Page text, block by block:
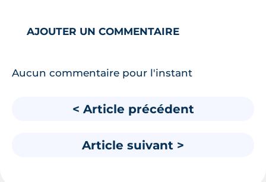
AJOUTER UN COMMENTAIRE
Aucun commentaire pour l'instant
< Article précédent
Article suivant >